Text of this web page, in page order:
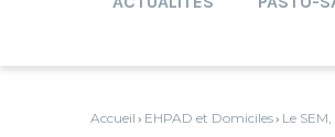
Accueil › EHPAD et Domiciles› Le